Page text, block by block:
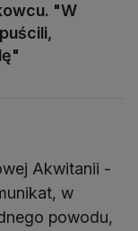
"W
Akwitanii -
w
powodu,